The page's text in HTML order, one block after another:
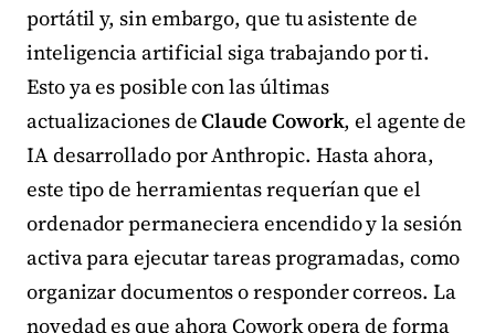
portátil y, sin embargo, que tu asistente de
inteligencia artificial siga trabajando por ti.
Esto ya es posible con las últimas
actualizaciones deClaude Cowork, el agente de
IA desarrollado por Anthropic. Hasta ahora,
este tipo de herramientas requerían que el
ordenador permaneciera encendido y la sesión
activa para ejecutar tareas programadas, como
organizar documentos o responder correos. La
novedad es que ahora Cowork opera de forma